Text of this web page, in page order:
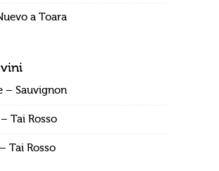
a Toara
– Sauvignon
Tai Rosso
Tai Rosso